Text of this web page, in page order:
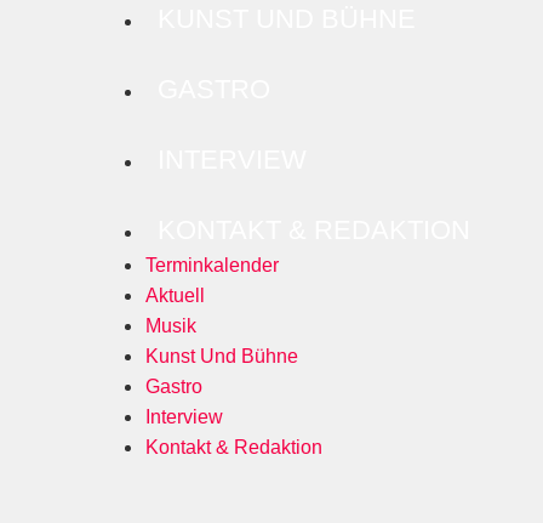
Terminkalender
Aktuell
Musik
Kunst Und Bühne
Gastro
Interview
Kontakt & Redaktion